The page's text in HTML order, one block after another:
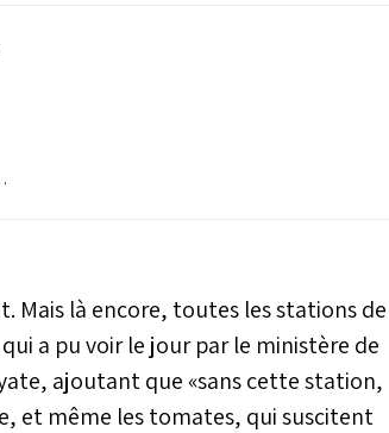
Mais là encore, toutes les stations de
a pu voir le jour par le ministère de
ajoutant que «sans cette station,
et même les tomates, qui suscitent